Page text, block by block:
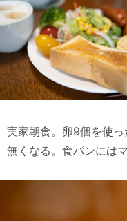
実家朝食。卵9個を使
無くなる。食パンには